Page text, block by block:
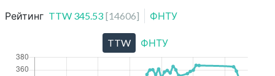
Рейтинг TTW 345.53 [14606] ФНТУ
TTW ФНТУ